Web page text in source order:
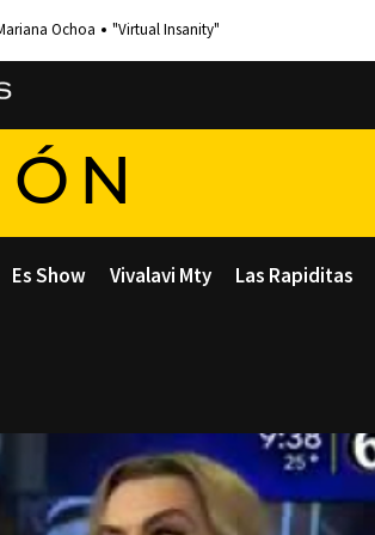
Ochoa "Virtual Insanity"
Es Show Vivalavi Mty Las Rapiditas